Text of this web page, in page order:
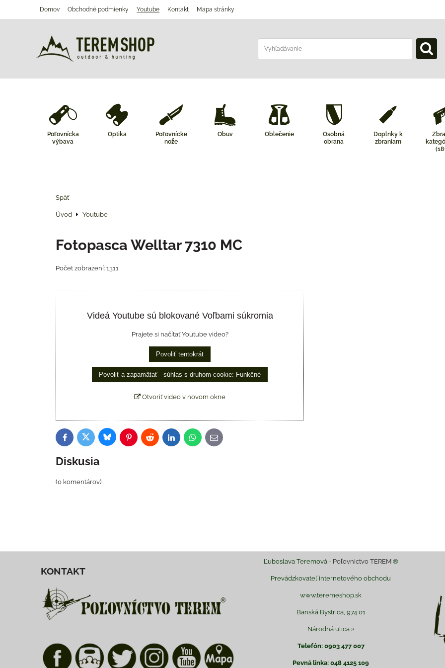
Domov Obchodné podmienky Youtube Kontakt Mapa stránky
Poľovnícka
výbava
Optika
Poľovnícke
nože
Obuv Oblečenie
Osobná
obrana
Doplnky k
zbraniam
Späť
Úvod
Youtube
Fotopasca Welltar 7310 MC
Počet zobrazení: 1311
Videá Youtube sú blokované Voľbami súkromia
Prajete si načítať Youtube video?
Povoliť tentokrát
Povoliť a zapamätať - súhlas s druhom cookie: Funkčné
Otvoriť video v novom okne
FacebookTwitterBlueskyPinterestReddit LinkedInWhatsApp
E-
mail
Diskusia
(0 komentárov)
KONTAKT
Ľuboslava Teremová - Poľovnictvo TEREM®
Prevádzkovateľ internetového obchodu
www.teremeshop.sk
Banská Bystrica, 974 01
Národná ulica 2
Telefón: 0903 477 007
Pevná linka: 048 4125 109